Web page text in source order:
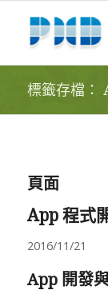
標籤存檔：
頁面
App 程式
2016/11/21
App 開發